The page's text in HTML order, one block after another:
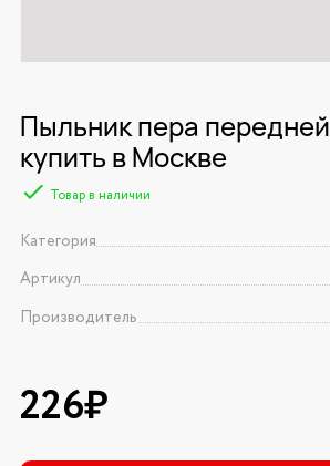
Пыльник пера передней
купить в Москве
Товар в наличии
Категория
Артикул
Производитель
226₽